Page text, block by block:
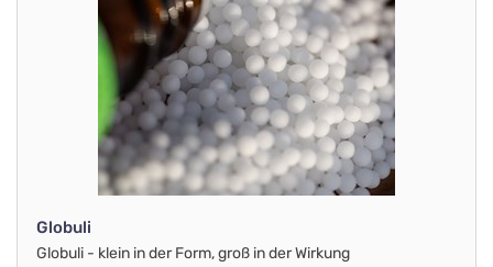
Globuli
Globuli - klein in der Form, groß in der Wirkung